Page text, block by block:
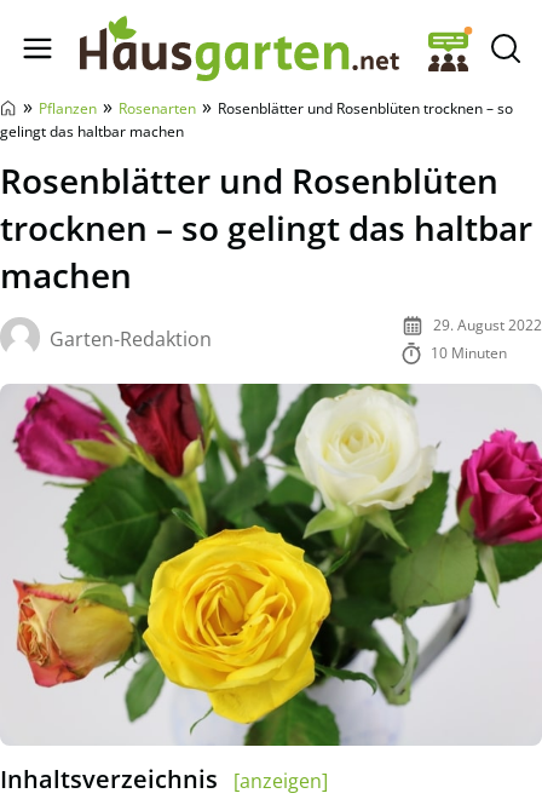
Hausgarten.net
» Pflanzen » Rosenarten » Rosenblätter und Rosenblüten trocknen – so
gelingt das haltbar machen
Rosenblätter und Rosenblüten
trocknen – so gelingt das haltbar
machen
Garten-Redaktion
29. August 2022
10 Minuten
Inhaltsverzeichnis
[anzeigen]